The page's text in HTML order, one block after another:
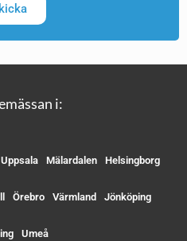
i:
Uppsala Mälardalen Helsingborg
Örebro Värmland Jönköping
Umeå